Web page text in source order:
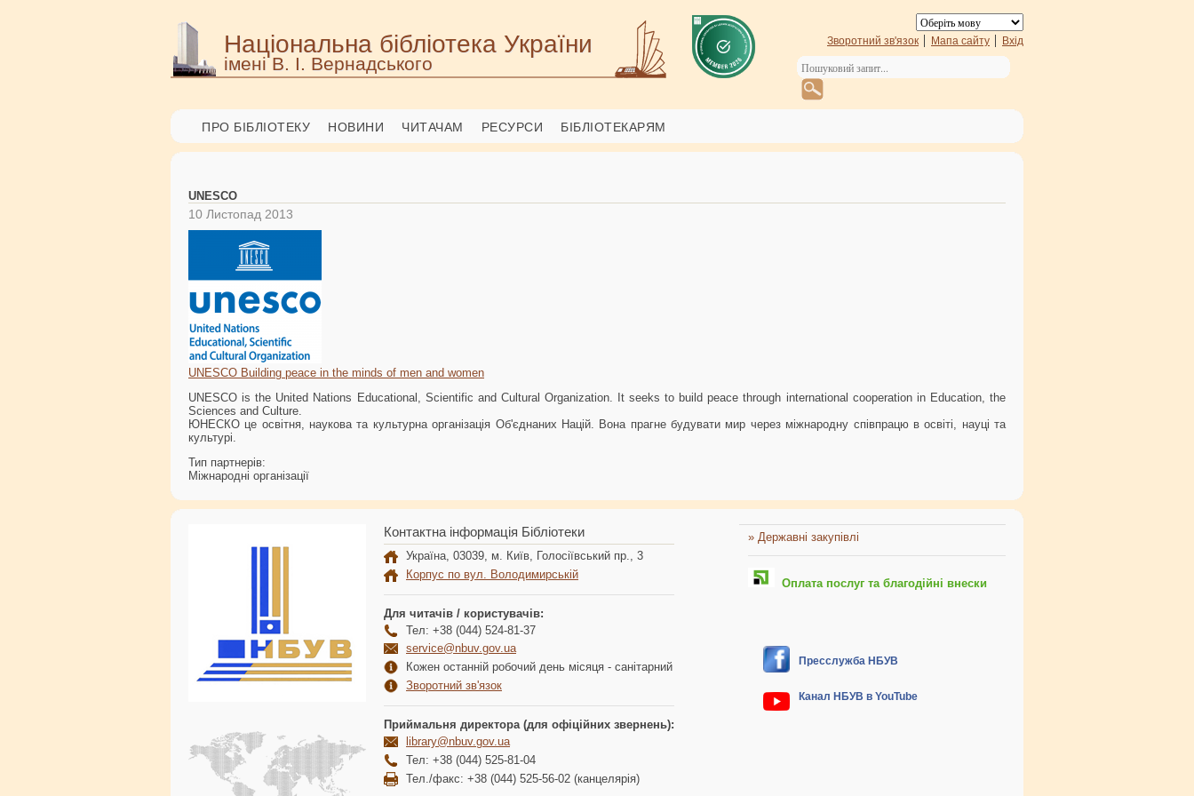
Національна бібліотека України
імені В. І. Вернадського
Зворотний зв'язок Мапа сайту Вхід
ПРО БІБЛІОТЕКУ НОВИНИ ЧИТАЧАМ РЕСУРСИ БІБЛІОТЕКАРЯМ
UNESCO
10 Листопад 2013
UNESCO Building peace in the minds of men and women
UNESCO is the United Nations Educational, Scientific and Cultural Organization. It seeks to build peace through international cooperation in Education, the
Sciences and Culture.
ЮНЕСКО це освітня, наукова та культурна організація Об'єднаних Націй. Вона прагне будувати мир через міжнародну співпрацю в освіті, науці та
культурі.
Тип партнерів:
Міжнародні організації
Контактна інформація Бібліотеки
Україна, 03039, м. Київ, Голосіївський пр., 3
Корпус по вул. Володимирській
Для читачів / користувачів:
Тел: +38 (044) 524-81-37
service@nbuv.gov.ua
Кожен останній робочий день місяця - санітарний
Зворотний зв'язок
Приймальня директора (для офіційних звернень):
library@nbuv.gov.ua
Тел: +38 (044) 525-81-04
Тел./факс: +38 (044) 525-56-02 (канцелярія)
» Державні закупівлі
Оплата послуг та благодійні внески
Пресслужба НБУВ
Канал НБУВ в YouTube